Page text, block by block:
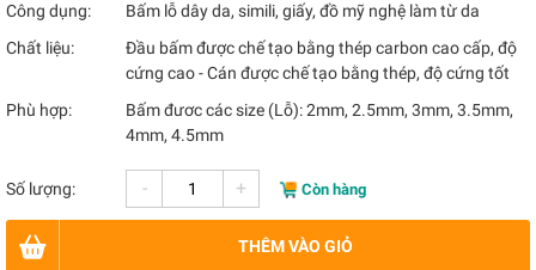
Công dụng:
Bấm lỗ dây da, simili, giấy, đồ mỹ nghệ làm từ da
Chất liệu:
Đầu bấm được chế tạo bằng thép carbon cao cấp, độ
cứng cao - Cán được chế tạo bằng thép, độ cứng tốt
Phù hợp:
Bấm đươc các size (Lỗ): 2mm, 2.5mm, 3mm, 3.5mm,
4mm, 4.5mm
Số lượng: - + Còn hàng
THÊM VÀO GIỎ